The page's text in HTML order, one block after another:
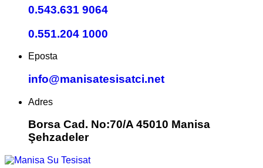
0.543.631 9064
0.551.204 1000
Eposta
info@manisatesisatci.net
Adres
Borsa Cad. No:70/A 45010 Manisa
Şehzadeler